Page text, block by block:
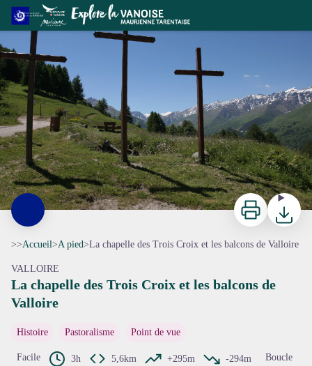
La chapelle des Trois Croix et les balcons de Valloire
Les Trois Croix - OT Valloire
Imprimer
>>Accueil>A pied>La chapelle des Trois Croix et les balcons de Valloire
VALLOIRE
La chapelle des Trois Croix et les balcons de
Valloire
Histoire Pastoralisme Point de vue
Facile 3h 5,6km +295m -294m Boucle